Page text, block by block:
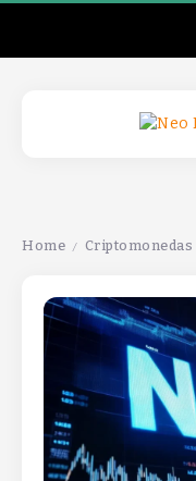
Home / Criptomonedas